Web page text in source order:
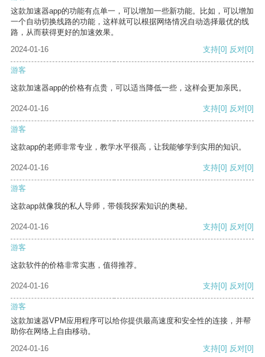
这款加速器app的功能有点单一，可以增加一些新功能。比如，可以增加
一个自动切换线路的功能，这样就可以根据网络情况自动选择最优的线
路，从而获得更好的加速效果。
2024-01-16
支持[0] 反对[0]
游客
这款加速器app的价格有点贵，可以适当降低一些，这样会更加亲民。
2024-01-16 支持[0] 反对[0]
游客
这款app的老师非常专业，教学水平很高，让我能够学到实用的知识。
2024-01-16 支持[0] 反对[0]
游客
这款app就像我的私人导师，带领我探索知识的奥秘。
2024-01-16 支持[0] 反对[0]
游客
这款软件的价格非常实惠，值得推荐。
2024-01-16 支持[0] 反对[0]
游客
这款加速器VPM应用程序可以给你提供最高速度和安全性的连接，并帮
助你在网络上自由移动。
2024-01-16
支持[0] 反对[0]